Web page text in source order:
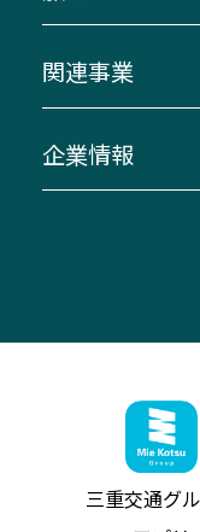
迂回・休止につ
臨時バスにつ
伊勢二見鳥羽
「みえブルー
神都ライナー
ミジュマルの
参宮バス
神都バス
南紀～VISON～
湯の山温泉～
桑名・長島温
（休止中）
お客様駐車場
アイコンの説明
インターネット
よくあるご質問
貸切バスのご
お問い合わせ
貸切バス団体旅
美し国周遊ばす
関連事業
自家用自動車車
ザ・バスコレ
三重交通公式グ
企業情報
ファンコーナー
お問い合わせ
お知らせ・最
ニュースリリー
三重交通グ